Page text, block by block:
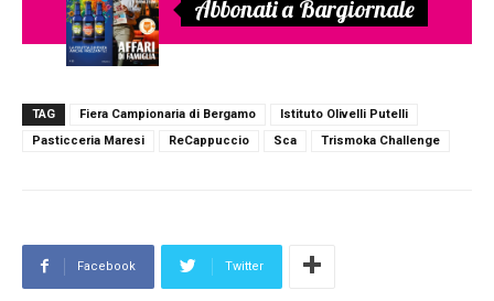
Abbonati a Bargiornale
TAG Fiera Campionaria di Bergamo
Istituto Olivelli Putelli
Pasticceria Maresi
ReCappuccio Sca Trismoka Challenge
Facebook Twitter